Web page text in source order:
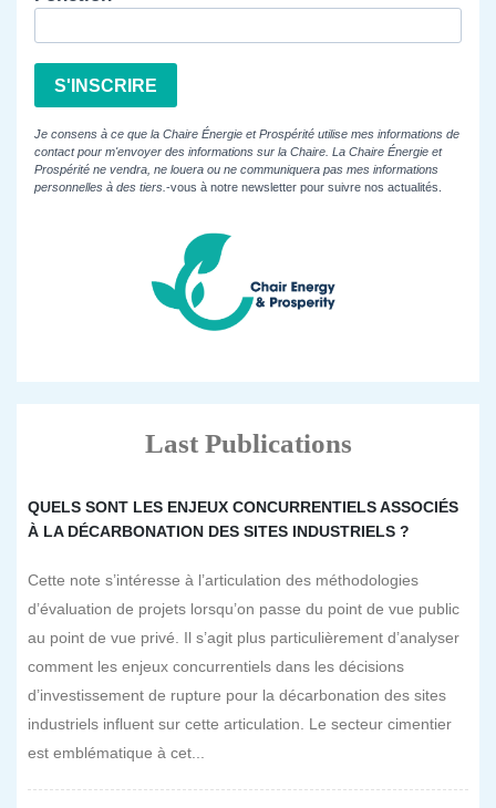
S'INSCRIRE
Je consens à ce que la Chaire Énergie et Prospérité utilise mes informations de
contact pour m'envoyer des informations sur la Chaire. La Chaire Énergie et
Prospérité ne vendra, ne louera ou ne communiquera pas mes informations
personnelles à des tiers. -vous à notre newsletter pour suivre nos actualités.
Last Publications
QUELS SONT LES ENJEUX CONCURRENTIELS ASSOCIÉS
À LA DÉCARBONATION DES SITES INDUSTRIELS ?
Cette note s’intéresse à l’articulation des méthodologies
d’évaluation de projets lorsqu’on passe du point de vue public
au point de vue privé. Il s’agit plus particulièrement d’analyser
comment les enjeux concurrentiels dans les décisions
d’investissement de rupture pour la décarbonation des sites
industriels influent sur cette articulation. Le secteur cimentier
est emblématique à cet...